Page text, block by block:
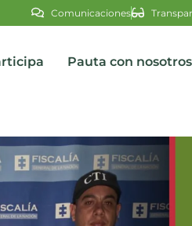
Comunicaciones
Pauta con nosotros